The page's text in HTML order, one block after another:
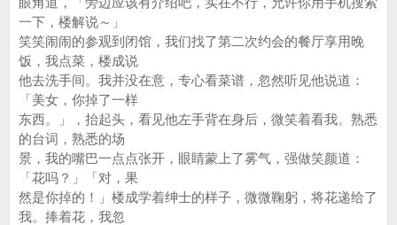
一下，楼解说～」
笑笑闹闹的参观到闭馆，我们找了第二次约会的餐厅享用晚
饭，我点菜，楼成说
他去洗手间。我并没在意，专心看菜谱，忽然听见他说道：
「美女，你掉了一样
东西。」，抬起头，看见他左手背在身后，微笑着看我。熟悉
的台词，熟悉的场
景，我的嘴巴一点点张开，眼睛蒙上了雾气，强做笑颜道：
「花吗？」「对，果
然是你掉的！」楼成学着绅士的样子，微微鞠躬，将花递给了
我。捧着花，我忽